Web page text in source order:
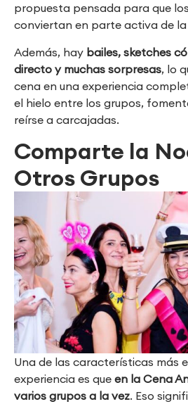
propuesta pensada para que
conviertan en parte activa de la
Además, hay bailes, sketches
directo y muchas sorpresas, lo
cena en una experiencia
el hielo entre los grupos,
reírse a carcajadas.
Comparte la
Otros Grupos
Una de las características más
experiencia es que en la Cena
varios grupos a la vez. Eso